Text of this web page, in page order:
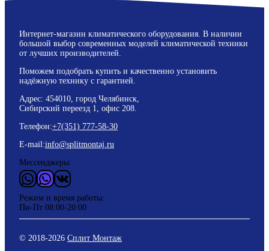
Интернет-магазин климатического оборудования. В наличии
большой выбор современных моделей климатической техники
от лучших производителей.
Поможем подобрать купить и качественно установить
надёжную технику с гарантией.
Адрес: 454010, город Челябинск,
Сибирский переезд 1, офис 208.
Телефон:+7(351) 777-58-30
E-mail:info@splitmontaj.ru
Мессенджеры:
WhatsApp
ViderВКонтакте
Режим и время работы:
Пн-Пт 08:00-20:00
© 2018-2026 Сплит Монтаж